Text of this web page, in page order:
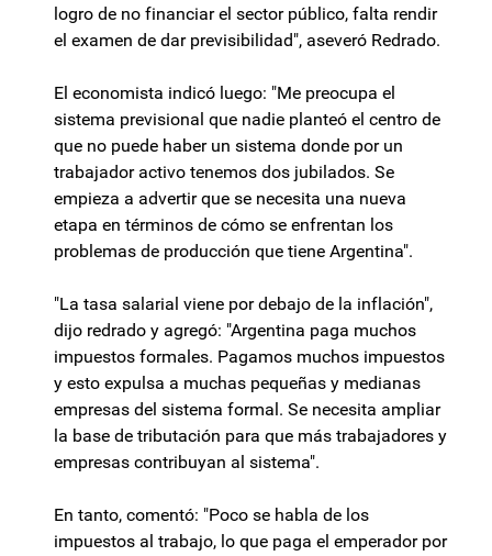
logro de no financiar el sector público, falta rendir
el examen de dar previsibilidad", aseveró Redrado.
El economista indicó luego: "Me preocupa el
sistema previsional que nadie planteó el centro de
que no puede haber un sistema donde por un
trabajador activo tenemos dos jubilados. Se
empieza a advertir que se necesita una nueva
etapa en términos de cómo se enfrentan los
problemas de producción que tiene Argentina".
"La tasa salarial viene por debajo de la inflación",
dijo redrado y agregó: "Argentina paga muchos
impuestos formales. Pagamos muchos impuestos
y esto expulsa a muchas pequeñas y medianas
empresas del sistema formal. Se necesita ampliar
la base de tributación para que más trabajadores y
empresas contribuyan al sistema".
En tanto, comentó: "Poco se habla de los
impuestos al trabajo, lo que paga el emperador por